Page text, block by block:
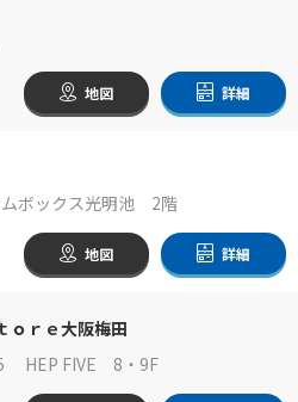
地図 詳細
ムボックス光明池 2階
地図 詳細
ｏｒｅ大阪梅田
HEP FIVE 8・9F